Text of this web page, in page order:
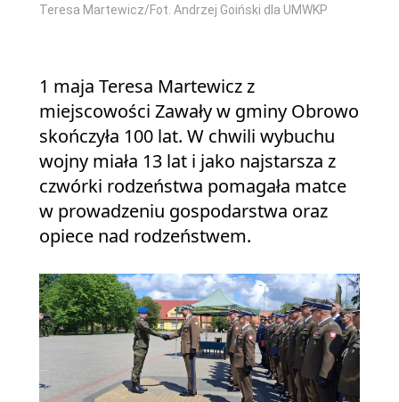
Teresa Martewicz/Fot. Andrzej Goiński dla UMWKP
1 maja Teresa Martewicz z
miejscowości Zawały w gminy Obrowo
skończyła 100 lat. W chwili wybuchu
wojny miała 13 lat i jako najstarsza z
czwórki rodzeństwa pomagała matce
w prowadzeniu gospodarstwa oraz
opiece nad rodzeństwem.